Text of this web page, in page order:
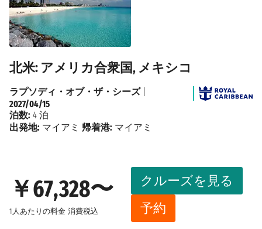
北米: アメリカ合衆国, メキシコ
￥67,328〜
1人あたりの料金 消費税込
クルーズを見る
予約
ラプソディ・オブ・ザ・シーズ|
2027/04/15
泊数: 4 泊
出発地: マイアミ 帰着港: マイアミ